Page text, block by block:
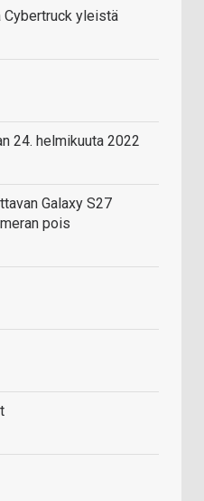
Cybertruck yleistä
24. helmikuuta 2022
Galaxy S27
pois